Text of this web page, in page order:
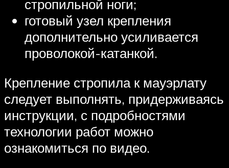
стропильной ноги;
готовый узел крепления
дополнительно усиливается
проволокой-катанкой.
Крепление стропила к мауэрлату
следует выполнять, придерживаясь
инструкции, с подробностями
технологии работ можно
ознакомиться по видео.